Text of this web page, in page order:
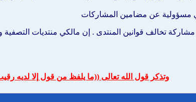
أي مسؤولية عن مضامين المشاركات
تخالف قوانين المنتدى . إن مالكي منتديات
وتذكر قول الله تعالى ((ما يلفظ من قول إلا لديه